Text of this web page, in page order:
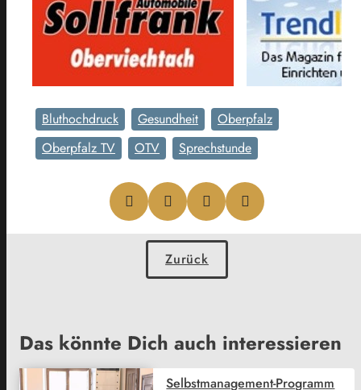
Bluthochdruck Gesundheit
Oberpfalz
Oberpfalz TV
OTV Sprechstunde
Zurück
Das könnte Dich auch interessieren
Selbstmanagement-Programm